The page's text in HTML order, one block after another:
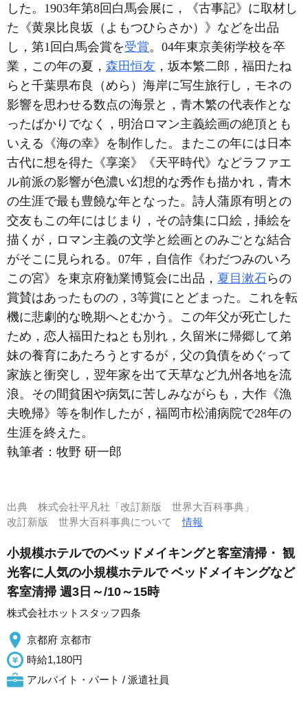
した。1903年第8回白馬会展に，《古事記》に取材し
た《黄泉比良坂（よもつひらさか）》などを出品
し，第1回白馬会賞を受賞。04年東京美術学校を卒
業，この年の夏， 森田恒友 ，坂本繁二郎，福田たね
らと千葉県布良（めら）海岸に写生旅行し，モネの
影響を思わせる数点の海景と，青木繁の代表作とな
ったばかりでなく，明治ロマン主義絵画の絶頂とも
いえる《海の幸》を制作した。またこの年には日本
古代に想を得た《享楽》《天平時代》などラファエ
ル前派の影響が色濃い幻想的な秀作も描かれ，青木
の生涯で最も豊饒な年となった。詩人蒲原有明との
交友もこの年にはじまり，その詩集に口絵，挿絵を
描くが，ロマン主義の文学と絵画とのみごとな結合
がそこに見られる。07年，自信作《わだつみのいろ
この宮》を東京府勧業博覧会に出品， 夏目漱石らの
賞賛はあったものの，3等賞にとどまった。これを転
機に悲劇的な晩期へとむかう。この年父が死亡した
ため，恋人福田たねとも別れ，久留米に帰郷して弟
妹の養育にあたろうとするが，父の負債をめぐって
家族と衝突し，翌年家を出て天草など九州各地を流
浪。その間貧困や病気に苦しみながらも，大作《漁
夫晩帰》等を制作したが，福岡市松浦病院で28年の
生涯を終えた。
執筆者： 牧野 研一郎
出典 株式会社平凡社「改訂新版 世界大百科事典」
改訂新版 世界大百科事典について情報
小規模ホテルでのベッドメイキングと客室清掃・ 観
光客に人気の小規模ホテルで ベッドメイキングなど
客室清掃 週3日～/10～15時
株式会社ホットスタッフ四条
京都府 京都市
時給1,180円
アルバイト・パート / 派遣社員